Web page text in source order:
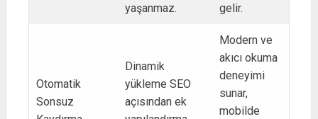
yaşanmaz.
gelir.
Otomatik
Sonsuz
Dinamik
yükleme SEO
açısından ek
Modern ve
akıcı okuma
deneyimi
sunar,
mobilde